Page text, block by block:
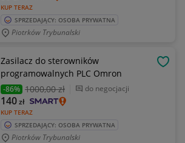
KUP TERAZ
SPRZEDAJĄCY: OSOBA PRYWATNA
Piotrków Trybunalski
Zasilacz do sterowników
programowalnych PLC Omron
-86% 1000,00 zł do negocjacji
KUP TERAZ
140zł
SPRZEDAJĄCY: OSOBA PRYWATNA
Piotrków Trybunalski